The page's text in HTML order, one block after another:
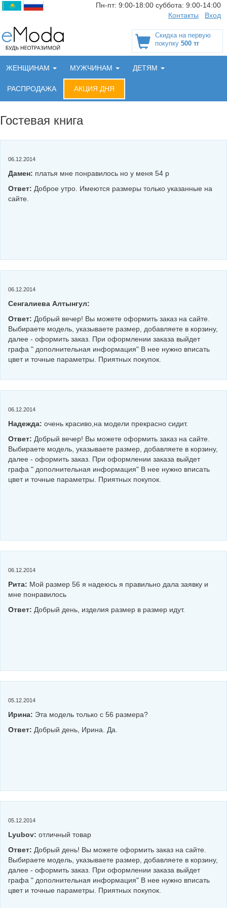
Пн-пт: 9:00-18:00 суббота: 9:00-14:00
Контакты
Вход
Скидка на первую
покупку 500 тг
ЖЕНЩИНАМ МУЖЧИНАМ ДЕТЯМ
РАСПРОДАЖА АКЦИЯ ДНЯ
Гостевая книга
06.12.2014
Дамен: платья мне понравилось но у меня 54 р
Ответ: Доброе утро. Имеются размеры только указанные на
сайте.
06.12.2014
Сенгалиева Алтынгул:
Ответ: Добрый вечер! Вы можете оформить заказ на сайте.
Выбираете модель, указываете размер, добавляете в корзину,
далее - оформить заказ. При оформлении заказа выйдет
графа " дополнительная информация" В нее нужно вписать
цвет и точные параметры. Приятных покупок.
06.12.2014
Надежда: очень красиво,на модели прекрасно сидит.
Ответ: Добрый вечер! Вы можете оформить заказ на сайте.
Выбираете модель, указываете размер, добавляете в корзину,
далее - оформить заказ. При оформлении заказа выйдет
графа " дополнительная информация" В нее нужно вписать
цвет и точные параметры. Приятных покупок.
06.12.2014
Рита: Мой размер 56 я надеюсь я правильно дала заявку и
мне понравилось
Ответ: Добрый день, изделия размер в размер идут.
05.12.2014
Ирина: Эта модель только с 56 размера?
Ответ: Добрый день, Ирина. Да.
05.12.2014
Lyubov: отличный товар
Ответ: Добрый день! Вы можете оформить заказ на сайте.
Выбираете модель, указываете размер, добавляете в корзину,
далее - оформить заказ. При оформлении заказа выйдет
графа " дополнительная информация" В нее нужно вписать
цвет и точные параметры. Приятных покупок.